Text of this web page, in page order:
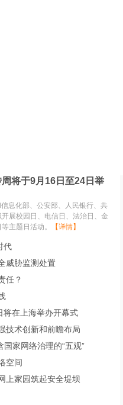
将于9月16日至24日举
息化部、公安部、人民银行、共
展校园日、电信日、法治日、金
主题日活动。
【详情】
代
威胁监测处置
任？
将在上海举办开幕式
技术创新和前瞻布局
国家网络治理的“五观”
空间
上家园筑起安全堤坝